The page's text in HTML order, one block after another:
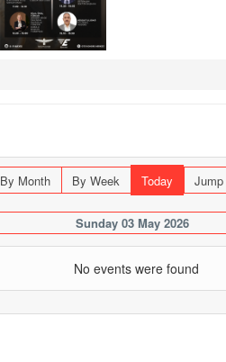
By Month By Week Today
Sunday 03 May 2026
No events were found